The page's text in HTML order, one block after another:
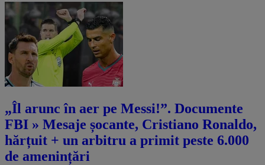
„Îl arunc în aer pe Messi!”. Documente
FBI » Mesaje șocante, Cristiano Ronaldo,
hărțuit + un arbitru a primit peste 6.000
de amenințări